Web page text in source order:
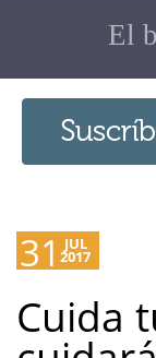
El
31 JUL
2017
Cuida